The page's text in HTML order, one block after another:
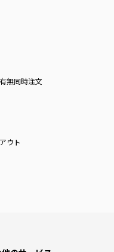
無同時注文
ウト